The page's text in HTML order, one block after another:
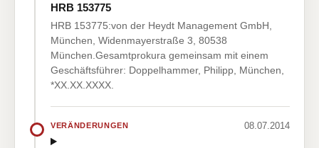
HRB 153775
HRB 153775:von der Heydt Management GmbH,
München, Widenmayerstraße 3, 80538
München.Gesamtprokura gemeinsam mit einem
Geschäftsführer: Doppelhammer, Philipp, München,
*XX.XX.XXXX.
VERÄNDERUNGEN 08.07.2014